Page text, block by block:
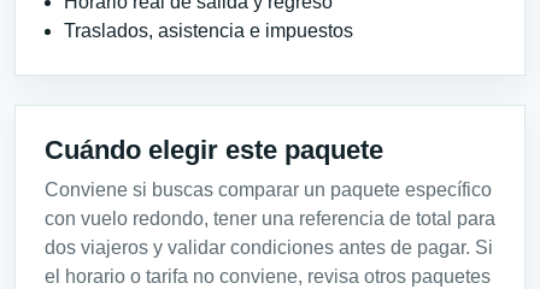
Traslados, asistencia e impuestos
Cuándo elegir este paquete
Conviene si buscas comparar un paquete específico
con vuelo redondo, tener una referencia de total para
dos viajeros y validar condiciones antes de pagar. Si
el horario o tarifa no conviene, revisa otros paquetes